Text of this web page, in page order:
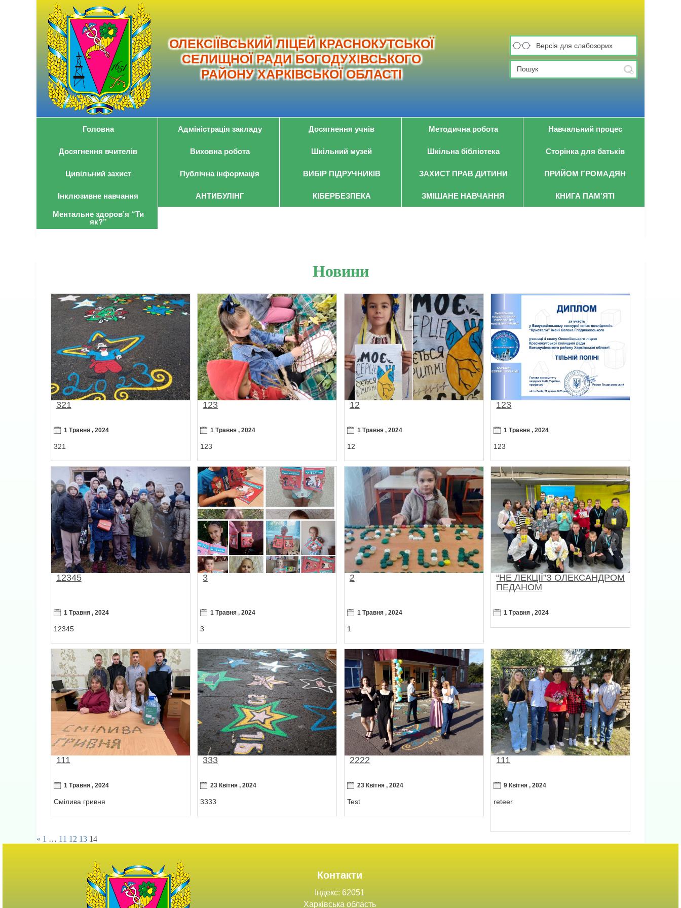
ОЛЕКСІЇВСЬКИЙ ЛІЦЕЙ КРАСНОКУТСЬКОЇ
СЕЛИЩНОЇ РАДИ БОГОДУХІВСЬКОГО
РАЙОНУ ХАРКІВСЬКОЇ ОБЛАСТІ
Версія для слабозорих
Головна Адміністрація закладу Досягнення учнів Методична робота
Навчальний процес
Досягнення вчителів
Виховна робота Шкільний музей Шкільна бібліотека
Сторінка для батьків
Цивільний захист
Публічна інформація ВИБІР ПІДРУЧНИКІВ ЗАХИСТ ПРАВ ДИТИНИ
ПРИЙОМ ГРОМАДЯН
Інклюзивне навчання
АНТИБУЛІНГ КІБЕРБЕЗПЕКА ЗМІШАНЕ НАВЧАННЯ
КНИГА ПАМ’ЯТІ
Ментальне здоров’я “Ти
як?”
Новини
321
1 Травня , 2024
321
123
1 Травня , 2024
123
12
1 Травня , 2024
12
123
1 Травня , 2024
123
12345
1 Травня , 2024
12345
3
1 Травня , 2024
3
2
1 Травня , 2024
1
“НЕ ЛЕКЦІЇ”З ОЛЕКСАНДРОМ
ПЕДАНОМ
1 Травня , 2024
111
1 Травня , 2024
Смілива гривня
333
23 Квітня , 2024
3333
2222
23 Квітня , 2024
Test
111
9 Квітня , 2024
reteer
« 1 … 11 12 13 14
Контакти
Індекс: 62051
Харківська область